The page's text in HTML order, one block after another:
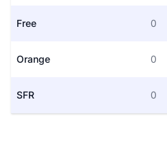
Free 0
Orange 0
SFR 0